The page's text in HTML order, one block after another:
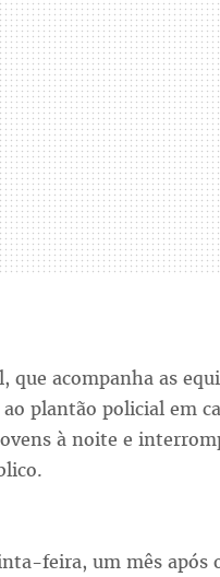
que acompanha as
plantão policial em
à noite e
feira, um mês após